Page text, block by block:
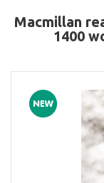
Macmillan
1400